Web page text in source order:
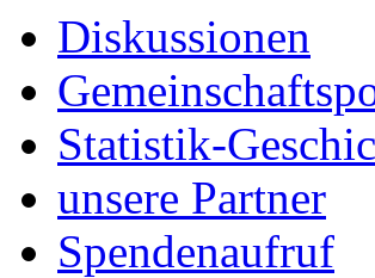
Diskussionen
Statistik-
unsere Partner
Spendenaufruf